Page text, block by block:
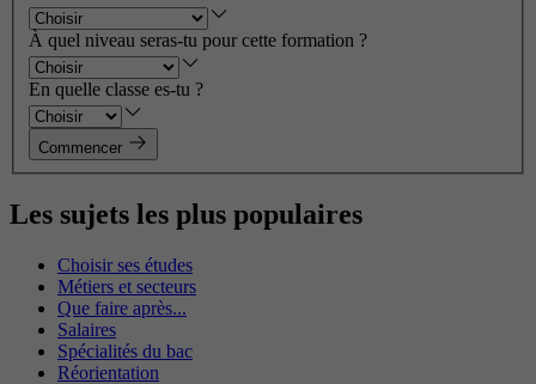
À quel niveau seras-tu pour cette formation ?
En quelle classe es-tu ?
Commencer
Les sujets les plus populaires
Choisir ses études
Métiers et secteurs
Que faire après...
Salaires
Spécialités du bac
Réorientation